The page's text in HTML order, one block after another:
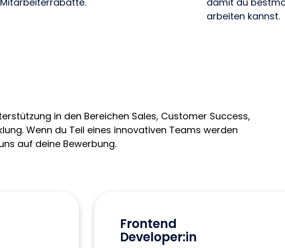
arbeiten kannst.
in den Bereichen Sales, Customer Success,
Wenn du Teil eines innovativen Teams werden
auf deine Bewerbung.
Frontend
Developer:in